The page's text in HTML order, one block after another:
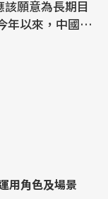
願意為長期目
用角色及場景